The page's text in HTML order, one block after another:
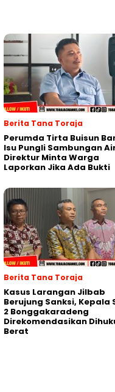
Berita Tana Toraja
Perumda Tirta Buisun
Isu Pungli Sambungan
Direktur Minta Warga
Laporkan Jika Ada Bukti
Berita Tana Toraja
Kasus Larangan Jilbab
Berujung Sanksi, Kepala
2 Bonggakaradeng
Direkomendasikan
Berat